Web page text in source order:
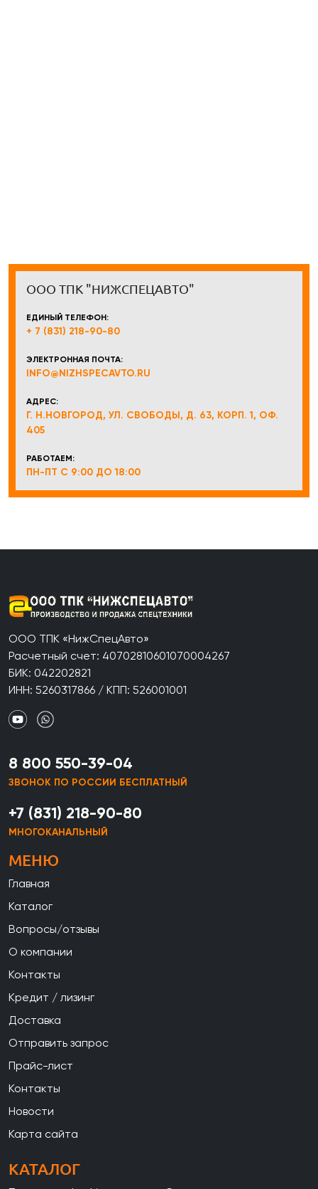
ООО ТПК "НИЖСПЕЦАВТО"
ЕДИНЫЙ ТЕЛЕФОН:
+ 7 (831) 218-90-80
ЭЛЕКТРОННАЯ ПОЧТА:
INFO@NIZHSPECAVTO.RU
АДРЕС:
Г. Н.НОВГОРОД, УЛ. СВОБОДЫ, Д. 63, КОРП. 1, ОФ.
405
РАБОТАЕМ:
ПН-ПТ С 9:00 ДО 18:00
ООО ТПК «НижСпецАвто»
Расчетный счет: 40702810601070004267
БИК: 042202821
ИНН: 5260317866 / КПП: 526001001
8 800 550-39-04
ЗВОНОК ПО РОССИИ БЕСПЛАТНЫЙ
+7 (831) 218-90-80
МНОГОКАНАЛЬНЫЙ
МЕНЮ
Главная
Каталог
Вопросы/отзывы
О компании
Контакты
Кредит / лизинг
Доставка
Отправить запрос
Прайс-лист
Контакты
Новости
Карта сайта
КАТАЛОГ